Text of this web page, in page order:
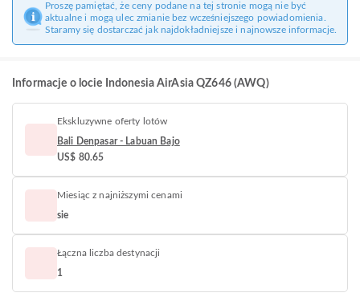
Proszę pamiętać, że ceny podane na tej stronie mogą nie być
aktualne i mogą ulec zmianie bez wcześniejszego powiadomienia.
Staramy się dostarczać jak najdokładniejsze i najnowsze informacje.
Informacje o locie Indonesia AirAsia QZ646 (AWQ)
Ekskluzywne oferty lotów
Bali Denpasar - Labuan Bajo
US$ 80.65
Miesiąc z najniższymi cenami
sie
Łączna liczba destynacji
1